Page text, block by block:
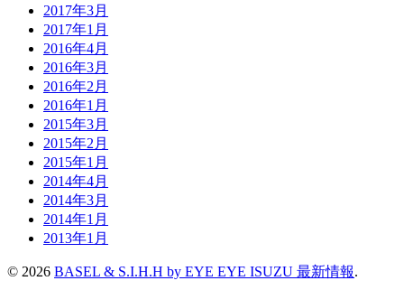
2017年3月
2017年1月
2016年4月
2016年3月
2016年2月
2016年1月
2015年3月
2015年2月
2015年1月
2014年4月
2014年3月
2014年1月
2013年1月
© 2026 BASEL & S.I.H.H by EYE EYE ISUZU 最新情報.